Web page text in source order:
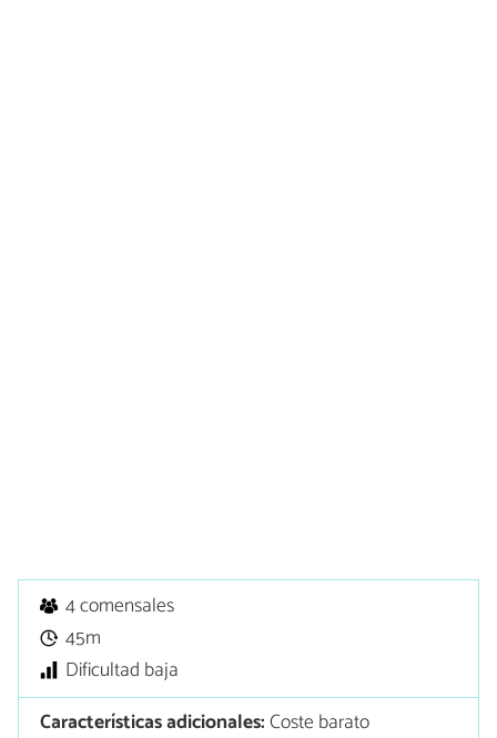
4 comensales
45m
Dificultad baja
Características adicionales:Coste barato